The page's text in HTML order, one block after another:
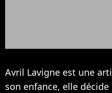
Avril Lavigne est une
son enfance, elle